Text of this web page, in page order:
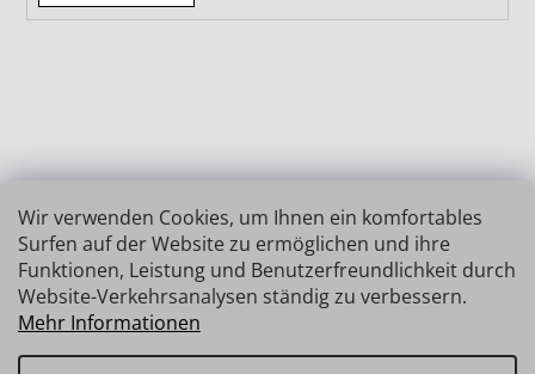
Wir verwenden Cookies, um Ihnen ein komfortables
Surfen auf der Website zu ermöglichen und ihre
Funktionen, Leistung und Benutzerfreundlichkeit durch
Website-Verkehrsanalysen ständig zu verbessern.
Mehr Informationen